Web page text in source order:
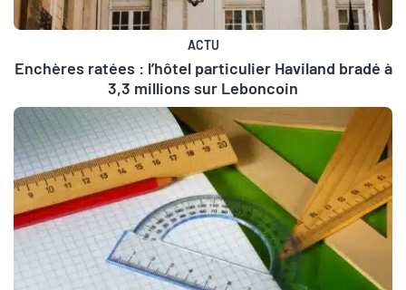
ACTU
Enchères ratées : l’hôtel particulier Haviland bradé à
3,3 millions sur Leboncoin